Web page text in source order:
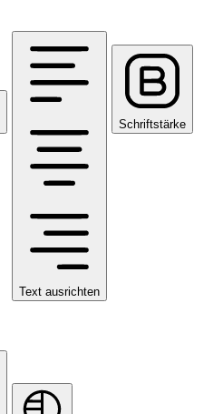
Text ausrichten
Schriftstärke